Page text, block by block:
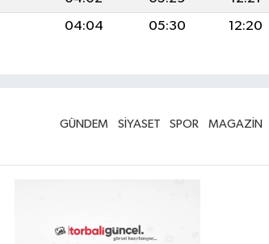
04:04 05:30 12:20
GÜNDEM SİYASET SPOR MAGAZİN